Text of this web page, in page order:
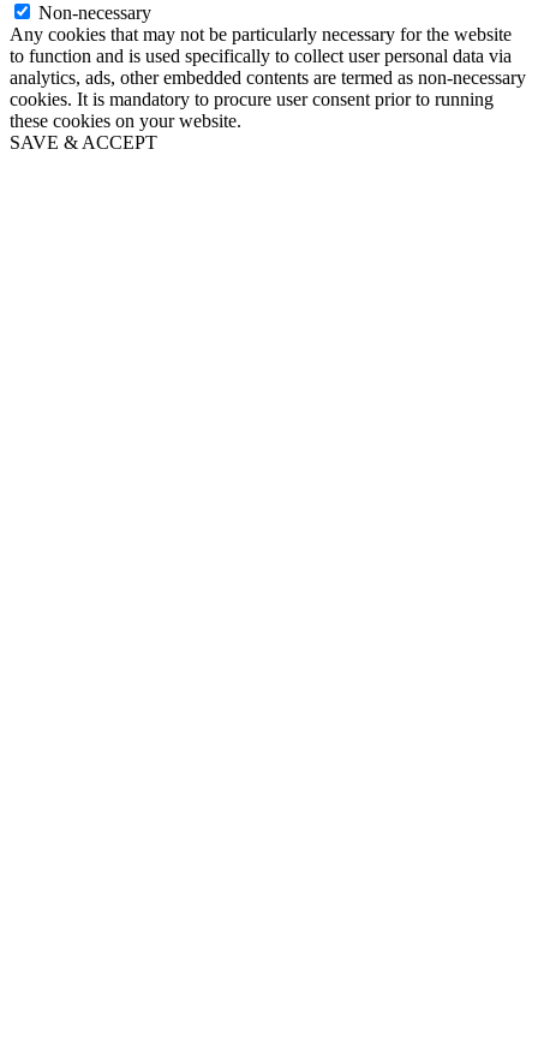
Non-necessary
Any cookies that may not be particularly necessary for the website
to function and is used specifically to collect user personal data via
analytics, ads, other embedded contents are termed as non-necessary
cookies. It is mandatory to procure user consent prior to running
these cookies on your website.
SAVE & ACCEPT